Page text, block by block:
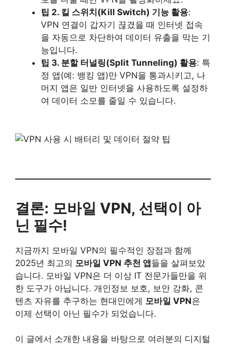
팁 2. 킬 스위치(Kill Switch) 기능 활용:
VPN 연결이 갑자기 끊겼을 때 인터넷 접속
을 자동으로 차단하여 데이터 유출을 막는 기
능입니다.
팁 3. 분할 터널링(Split Tunneling) 활용: 특
정 앱(예: 뱅킹 앱)만 VPN을 통과시키고, 나
머지 앱은 일반 인터넷을 사용하도록 설정하
여 데이터 소모를 줄일 수 있습니다.
결론: 모바일 VPN, 선택이 아
닌 필수!
지금까지 모바일 VPN의 필수적인 장점과 함께
2025년 최고의 모바일 VPN 추천 앱들을 살펴보았
습니다. 모바일 VPN은 더 이상 IT 전문가들만을 위
한 도구가 아닙니다. 개인정보 보호, 보안 강화, 콘
텐츠 자유를 추구하는 현대인에게 모바일 VPN은
이제 선택이 아닌 필수가 되었습니다.
이 글에서 소개한 내용을 바탕으로 여러분의 디지털